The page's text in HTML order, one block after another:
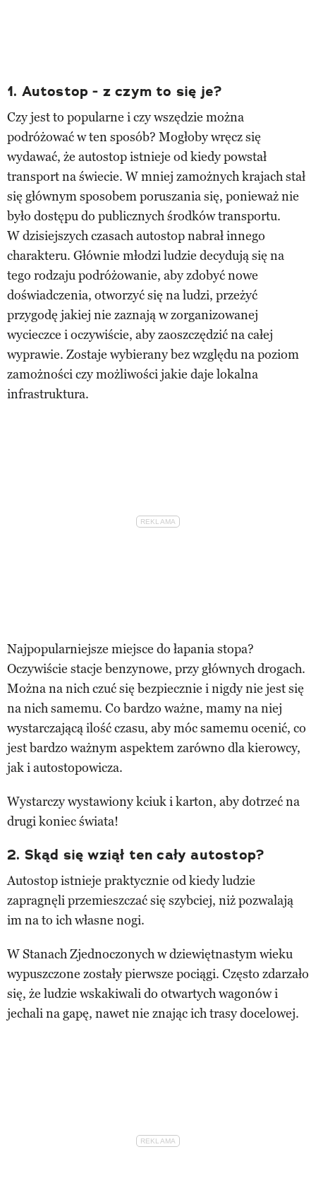
1. Autostop - z czym to się je?
Czy jest to popularne i czy wszędzie można
podróżować w ten sposób? Mogłoby wręcz się
wydawać, że autostop istnieje od kiedy powstał
transport na świecie. W mniej zamożnych krajach stał
się głównym sposobem poruszania się, ponieważ nie
było dostępu do publicznych środków transportu.
W dzisiejszych czasach autostop nabrał innego
charakteru. Głównie młodzi ludzie decydują się na
tego rodzaju podróżowanie, aby zdobyć nowe
doświadczenia, otworzyć się na ludzi, przeżyć
przygodę jakiej nie zaznają w zorganizowanej
wycieczce i oczywiście, aby zaoszczędzić na całej
wyprawie. Zostaje wybierany bez względu na poziom
zamożności czy możliwości jakie daje lokalna
infrastruktura.
Najpopularniejsze miejsce do łapania stopa?
Oczywiście stacje benzynowe, przy głównych drogach.
Można na nich czuć się bezpiecznie i nigdy nie jest się
na nich samemu. Co bardzo ważne, mamy na niej
wystarczającą ilość czasu, aby móc samemu ocenić, co
jest bardzo ważnym aspektem zarówno dla kierowcy,
jak i autostopowicza.
Wystarczy wystawiony kciuk i karton, aby dotrzeć na
drugi koniec świata!
2. Skąd się wziął ten cały autostop?
Autostop istnieje praktycznie od kiedy ludzie
zapragnęli przemieszczać się szybciej, niż pozwalają
im na to ich własne nogi.
W Stanach Zjednoczonych w dziewiętnastym wieku
wypuszczone zostały pierwsze pociągi. Często zdarzało
się, że ludzie wskakiwali do otwartych wagonów i
jechali na gapę, nawet nie znając ich trasy docelowej.